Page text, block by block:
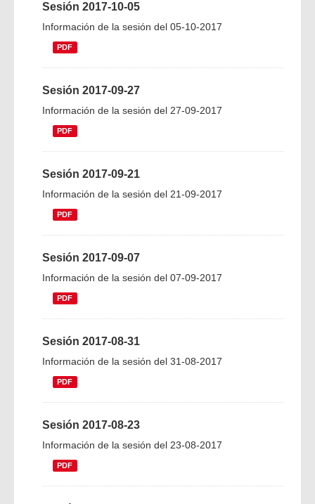
Sesión 2017-10-05
Información de la sesión del 05-10-2017
PDF
Sesión 2017-09-27
Información de la sesión del 27-09-2017
PDF
Sesión 2017-09-21
Información de la sesión del 21-09-2017
PDF
Sesión 2017-09-07
Información de la sesión del 07-09-2017
PDF
Sesión 2017-08-31
Información de la sesión del 31-08-2017
PDF
Sesión 2017-08-23
Información de la sesión del 23-08-2017
PDF